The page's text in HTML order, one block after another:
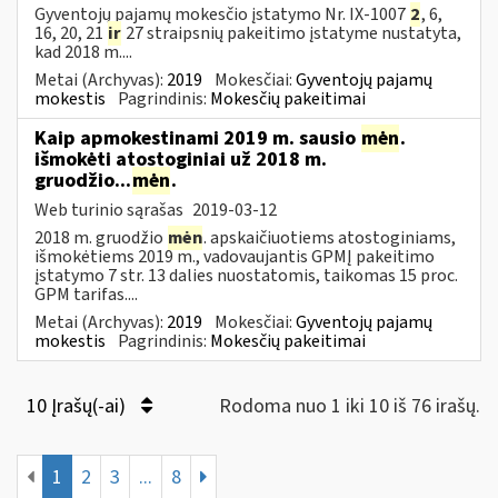
Gyventojų pajamų mokesčio įstatymo Nr. IX-1007 2, 6,
16, 20, 21 ir 27 straipsnių pakeitimo įstatyme nustatyta,
kad 2018 m....
Metai (Archyvas): 2019 Mokesčiai:Gyventojų pajamų
mokestis Pagrindinis: Mokesčių pakeitimai
Kaip apmokestinami 2019 m. sausio mėn.
išmokėti atostoginiai už 2018 m.
gruodžio...mėn.
Web turinio sąrašas 2019-03-12
2018 m. gruodžio mėn. apskaičiuotiems atostoginiams,
išmokėtiems 2019 m., vadovaujantis GPMĮ pakeitimo
įstatymo 7 str. 13 dalies nuostatomis, taikomas 15 proc.
GPM tarifas....
Metai (Archyvas): 2019 Mokesčiai:Gyventojų pajamų
mokestis Pagrindinis: Mokesčių pakeitimai
10 Įrašų(-ai) Rodoma nuo 1 iki 10 iš 76 irašų.
1 2 3 ... 8